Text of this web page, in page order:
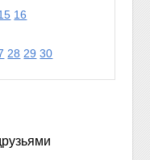
16
28 29 30